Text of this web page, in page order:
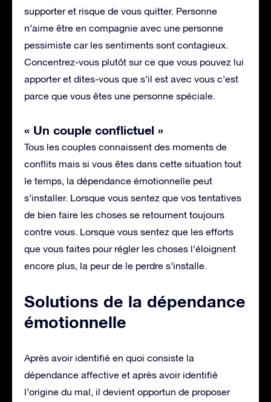
supporter et risque de vous quitter. Personne
n’aime être en compagnie avec une personne
pessimiste car les sentiments sont contagieux.
Concentrez-vous plutôt sur ce que vous pouvez lui
apporter et dites-vous que s’il est avec vous c’est
parce que vous êtes une personne spéciale.
« Un couple conflictuel »
Tous les couples connaissent des moments de
conflits mais si vous êtes dans cette situation tout
le temps, la dépendance émotionnelle peut
s’installer. Lorsque vous sentez que vos tentatives
de bien faire les choses se retournent toujours
contre vous. Lorsque vous sentez que les efforts
que vous faites pour régler les choses l’éloignent
encore plus, la peur de le perdre s’installe.
Solutions de la dépendance
émotionnelle
Après avoir identifié en quoi consiste la
dépendance affective et après avoir identifié
l’origine du mal, il devient opportun de proposer